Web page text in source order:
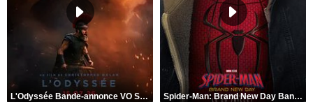
L'Odyssée Bande-annonce VO STFR Spider-Man: Brand New Day Bande-annonce VO STFR